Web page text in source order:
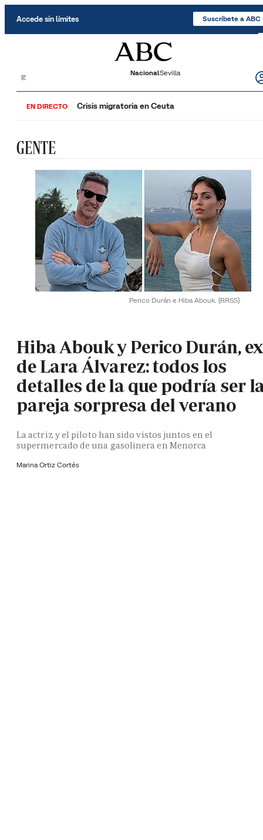
Accede sin límites Suscríbete a ABC
NacionalSevilla
EN DIRECTO Crisis migratoria en Ceuta
GENTE
Perico Durán e Hiba Abouk. (RRSS)
Hiba Abouk y Perico Durán, ex
de Lara Álvarez: todos los
detalles de la que podría ser
pareja sorpresa del verano
La actriz y el piloto han sido vistos juntos en el
supermercado de una gasolinera en Menorca
Marina Ortiz Cortés